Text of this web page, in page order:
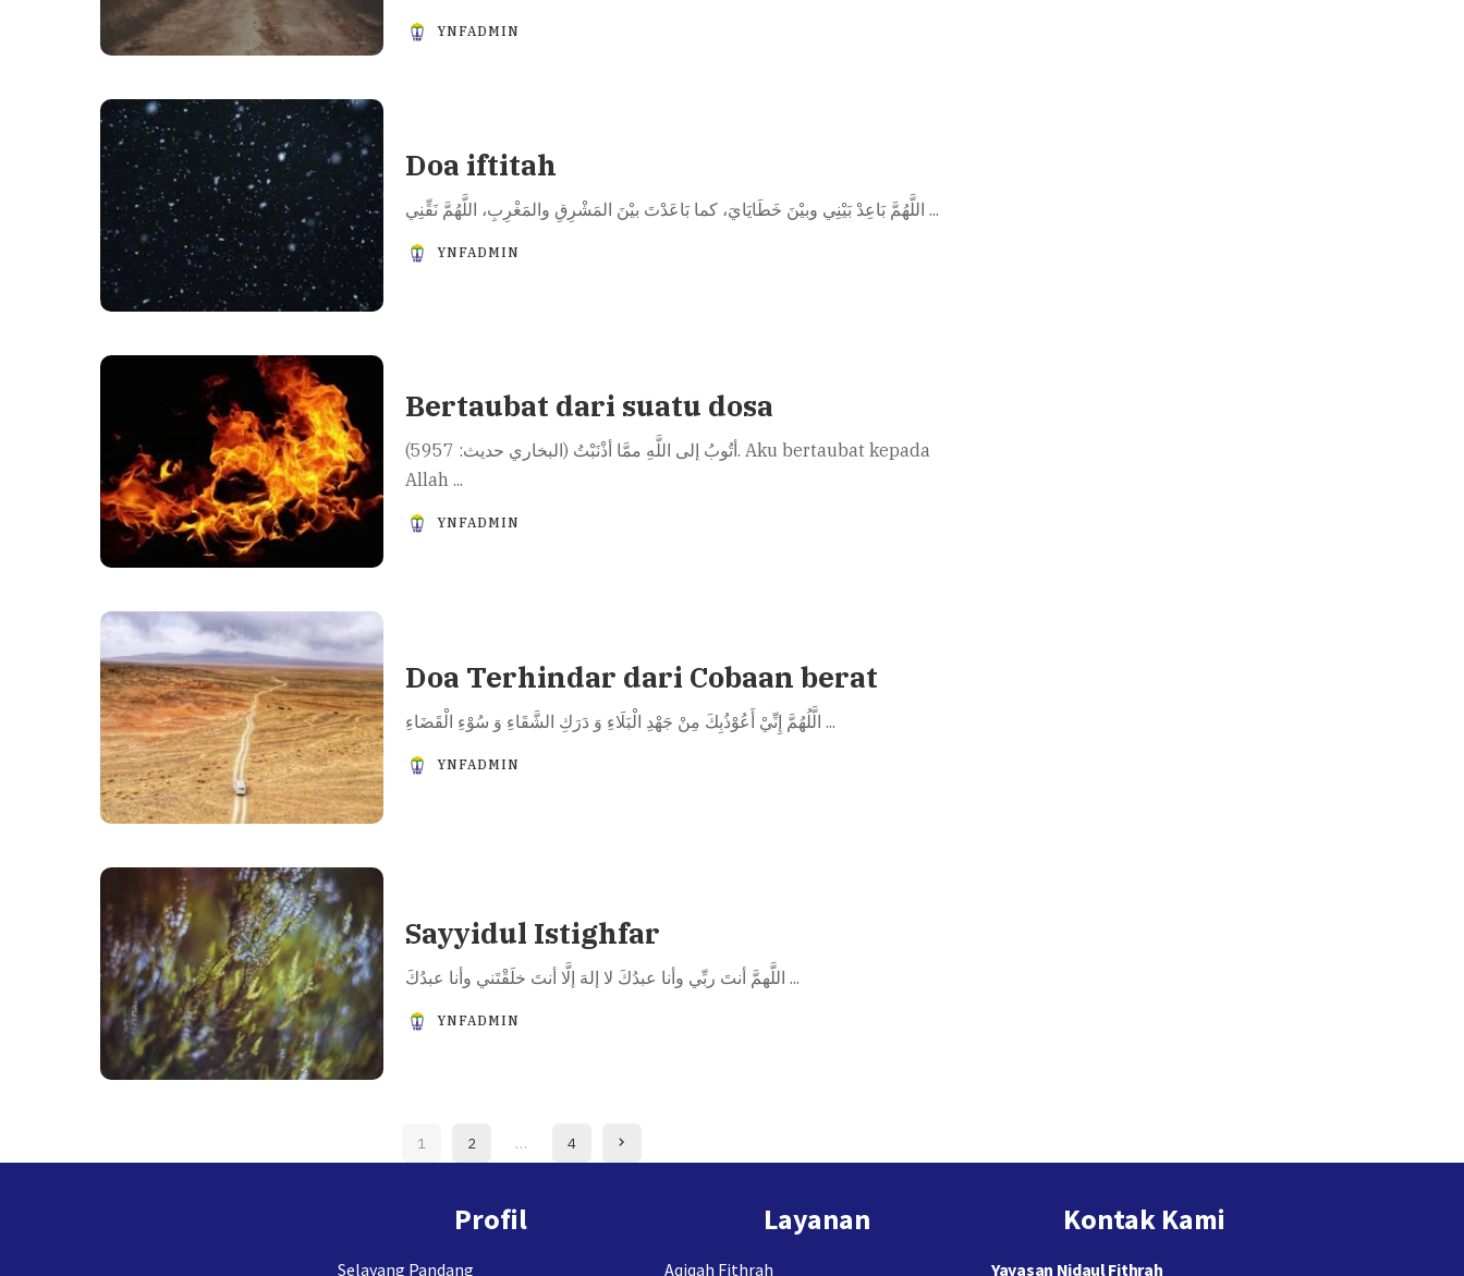
YNFADMIN
Doa iftitah
...
YNFADMIN
Bertaubat dari suatu dosa
أتُوبُ إلى اللَّهِ ممَّا أذْنَبْتُ (البخاري حديث: 5957). Aku bertaubat kepada
Allah ...
YNFADMIN
Doa Terhindar dari Cobaan berat
...
YNFADMIN
Sayyidul Istighfar
...
YNFADMIN
1 2 … 4
Profil
Selayang Pandang
Layanan
Aqiqah Fithrah
Kontak Kami
Yayasan Nidaul Fithrah